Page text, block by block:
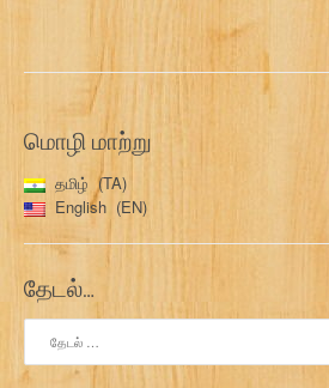
மொழி மாற்று
தமிழ்
TA
English
EN
தேடல்…
தேடு: